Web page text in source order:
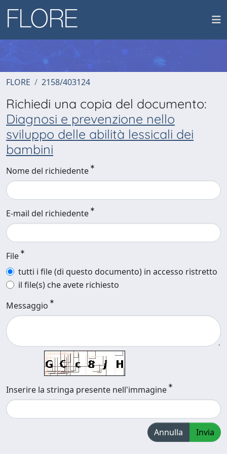
FLORE 2158/403124
Richiedi una copia del documento:
Diagnosi e prevenzione nello
sviluppo delle abilità lessicali dei
bambini
Nome del richiedente
E-mail del richiedente
File
tutti i file (di questo documento) in accesso ristretto
il file(s) che avete richiesto
Messaggio
Inserire la stringa presente nell'immagine
Annulla Invia